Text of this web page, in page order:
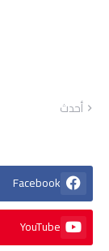
أحدث
Facebook
YouTube